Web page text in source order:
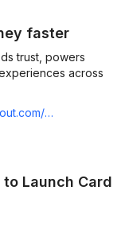
faster
trust, powers
across
move-money-faster
Launch Card